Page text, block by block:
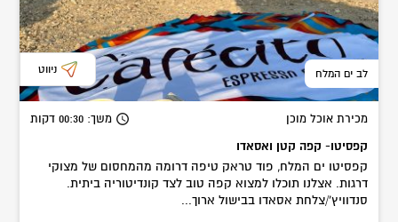
לב ים המלח ניווט
מכירת אוכל מוכן משך: 00:30 דקות
קפסיטו- קפה קטן ואסאדו
קפסיטו ים המלח, פוד טראק טיפה דרומה מהמחסום של מצוקי
דרגות. אצלנו תוכלו למצוא קפה טוב לצד קונדיטוריה ביתית.
סנדוויץ'/צלחת אסאדו בבישול ארוך...